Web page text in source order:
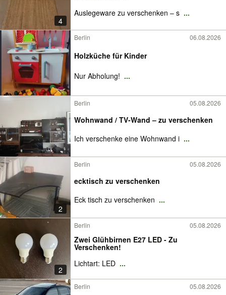
4
Auslegeware zu verschenken – s ...
Berlin 06.08.2026
Holzküche für Kinder
Nur Abholung! ...
Berlin 05.08.2026
Wohnwand / TV-Wand – zu verschenken
Ich verschenke eine Wohnwand i ...
2
Berlin 05.08.2026
ecktisch zu verschenken
Eck tisch zu verschenken ...
2
Berlin 05.08.2026
Zwei Glühbirnen E27 LED - Zu
Verschenken!
Lichtart: LED ...
Berlin 05.08.2026